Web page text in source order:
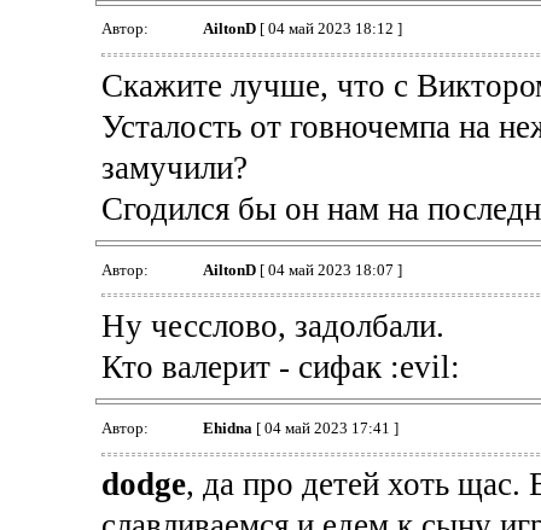
Автор: AiltonD[ 04 май 2023 18:12 ]
Скажите лучше, что с
Усталость от говночемпа на
замучили?
Сгодился бы он нам на
Автор: AiltonD[ 04 май 2023 18:07 ]
Ну чесслово, задолбали.
Кто валерит - сифак :evil:
Автор: Ehidna [ 04 май 2023 17:41 ]
dodge, да про детей хоть щас.